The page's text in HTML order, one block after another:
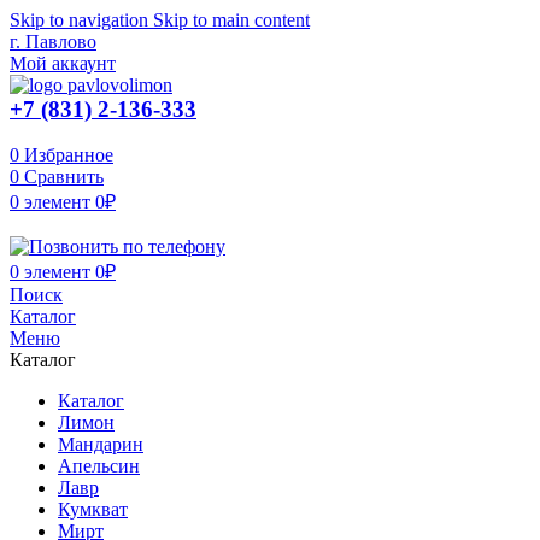
Skip to navigation Skip to main content
г. Павлово
Мой аккаунт
+7 (831) 2-136-333
0 Избранное
0 Сравнить
0 элемент 0₽
0 элемент 0₽
Поиск
Каталог
Меню
Каталог
Каталог
Лимон
Мандарин
Апельсин
Лавр
Кумкват
Мирт